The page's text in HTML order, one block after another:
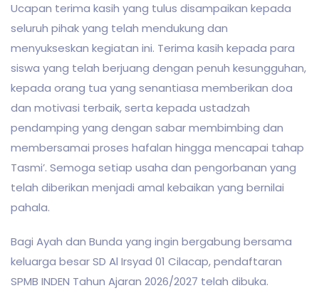
Ucapan terima kasih yang tulus disampaikan kepada
seluruh pihak yang telah mendukung dan
menyukseskan kegiatan ini. Terima kasih kepada para
siswa yang telah berjuang dengan penuh kesungguhan,
kepada orang tua yang senantiasa memberikan doa
dan motivasi terbaik, serta kepada ustadzah
pendamping yang dengan sabar membimbing dan
membersamai proses hafalan hingga mencapai tahap
Tasmi’. Semoga setiap usaha dan pengorbanan yang
telah diberikan menjadi amal kebaikan yang bernilai
pahala.
Bagi Ayah dan Bunda yang ingin bergabung bersama
keluarga besar SD Al Irsyad 01 Cilacap, pendaftaran
SPMB INDEN Tahun Ajaran 2026/2027 telah dibuka.